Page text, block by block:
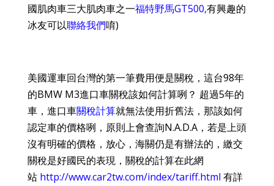
國肌肉車三大肌肉車之一福特野馬GT500,有興趣的
冰友可以聯絡我們唷)
美國運車回台灣的第一筆費用便是關稅，這台98年
的BMW M3進口車關稅該如何計算咧？ 超過5年的
車，進口車關稅計算就無法使用折舊法，那該如何
認定車的價格咧，原則上會查詢N.A.D.A，若是上頭
沒有明確的價格，放心，海關仍是有辦法的，繳交
關稅是好國民的表現，關稅的計算在此網
站 http://www.car2tw.com/index/tariff.html 有詳